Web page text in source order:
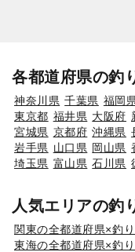
各都道府県の釣
神奈川県 千葉県 福岡
東京都 福井県 大阪府
宮城県 京都府 沖縄県
岩手県 山口県 岡山県
埼玉県 富山県 石川県
人気エリアの釣
関東の全都道府県×釣
東海の全都道府県×釣